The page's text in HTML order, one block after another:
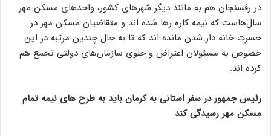
در رفسنجان هم به مانند دیگر شهرهای کشور، واحدهای مسکن مهر
سال‌هاست که نیمه کاره رها شده اند و متقاضیان مسکن مهر در
حسرت خانه دار شدن مانده اند که تا به حال چندین مرتبه در این
خصوص به مسئولان اعتراض و جلوی سازمان‌های دولتی تجمع هم
کرده اند.
رئیس جمهور در سفر استانی به کرمان باید به طرح های نیمه تمام
مسکن مهر رسیدگی کند